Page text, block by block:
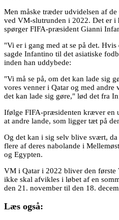
Men måske træder udvidelsen af
ved VM-slutrunden i 2022. Det er i
spørger FIFA-præsident Gianni
"Vi er i gang med at se på det.
sagde Infantino til det asiatiske
inden han uddybede:
"Vi må se på, om det kan lade sig
vores venner i Qatar og med andre
det kan lade sig gøre," lød det fra
Ifølge FIFA-præsidenten kræver en
at andre lande, som ligger tæt på
Og det kan i sig selv blive svært,
flere af deres nabolande i
og Egypten.
VM i Qatar i 2022 bliver den første
ikke skal afvikles i løbet af en
den 21. november til den 18.
Læs også: